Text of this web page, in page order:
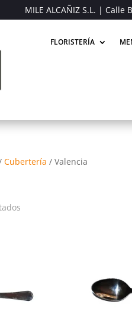
MILE ALCAÑIZ S.L. | Calle
FLORISTERÍA
Cubertería /Valencia